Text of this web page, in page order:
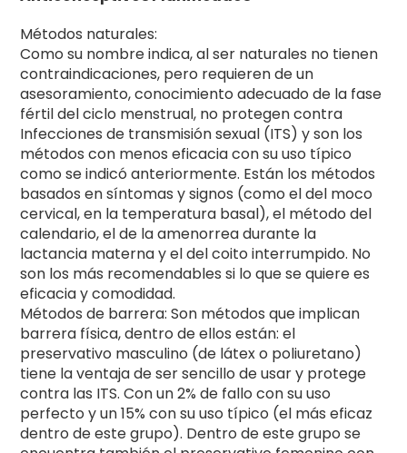
Métodos naturales:
Como su nombre indica, al ser naturales no tienen
contraindicaciones, pero requieren de un
asesoramiento, conocimiento adecuado de la fase
fértil del ciclo menstrual, no protegen contra
Infecciones de transmisión sexual (ITS) y son los
métodos con menos eficacia con su uso típico
como se indicó anteriormente. Están los métodos
basados en síntomas y signos (como el del moco
cervical, en la temperatura basal), el método del
calendario, el de la amenorrea durante la
lactancia materna y el del coito interrumpido. No
son los más recomendables si lo que se quiere es
eficacia y comodidad.
Métodos de barrera: Son métodos que implican
barrera física, dentro de ellos están: el
preservativo masculino (de látex o poliuretano)
tiene la ventaja de ser sencillo de usar y protege
contra las ITS. Con un 2% de fallo con su uso
perfecto y un 15% con su uso típico (el más eficaz
dentro de este grupo). Dentro de este grupo se